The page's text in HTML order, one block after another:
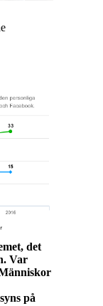
det
Var
på